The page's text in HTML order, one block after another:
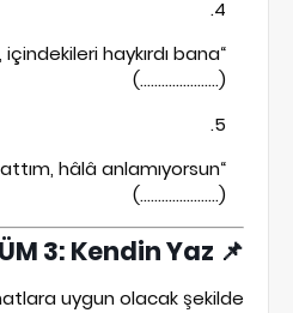
(………………….)
(………………….)
📌
3: Kendin Yaz!
uygun olacak şekilde